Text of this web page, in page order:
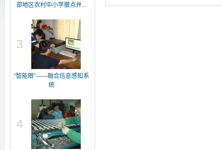
部地区农村中小学撤点并...
3
“智能眼”——融合信息感知系
统
4